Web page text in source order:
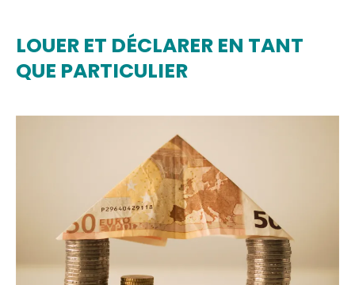
LOUER ET DÉCLARER EN TANT
QUE PARTICULIER